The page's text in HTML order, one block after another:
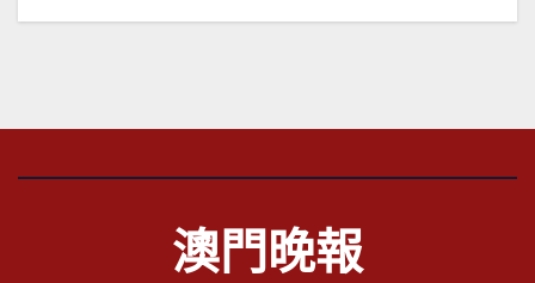
覽
澳門晚報